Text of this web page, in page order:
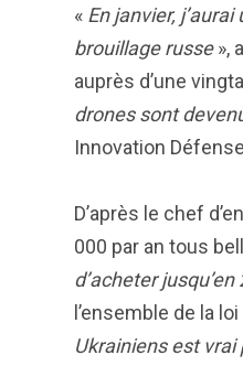
« En janvier,
brouillage russe»,
auprès d’une
drones sont
Innovation
D’après le chef
000 par an tous
d’acheter jusqu’en
l’ensemble de la
Ukrainiens est vrai